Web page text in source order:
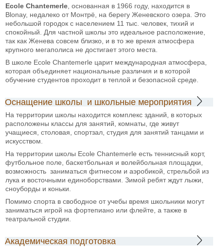
Ecole Chantemerle , основанная в 1966 году, находится в
Blonay, недалеко от Монтрё, на берегу Женевского озера. Это
небольшой городок с населением 11 тыс. человек, тихий и
спокойный. Для частной школы это идеальное расположение,
так как Женева совсем близко, и в то же время атмосфера
крупного мегаполиса не достигает этого места.
В школе Ecole Chantemerle царит международная атмосфера,
которая объединяет национальные различия и в которой
обучение студентов проходит в теплой и безопасной среде.
Оснащение школы и школьные мероприятия
На территории школы находится комплекс зданий, в которых
расположены классы для занятий, комнаты, где живут
учащиеся, столовая, спортзал, студия для занятий танцами и
искусством.
На территории школы Ecole Chantemerle есть теннисный корт,
футбольное поле, баскетбольная и волейбольная площадки,
возможность заниматься фитнесом и аэробикой, стрельбой из
лука и восточными единоборствами. Зимой ребят ждут лыжи,
сноуборды и коньки.
Помимо спорта в свободное от учебы время школьники могут
заниматься игрой на фортепиано или флейте, а также в
театральной студии.
Академическая подготовка